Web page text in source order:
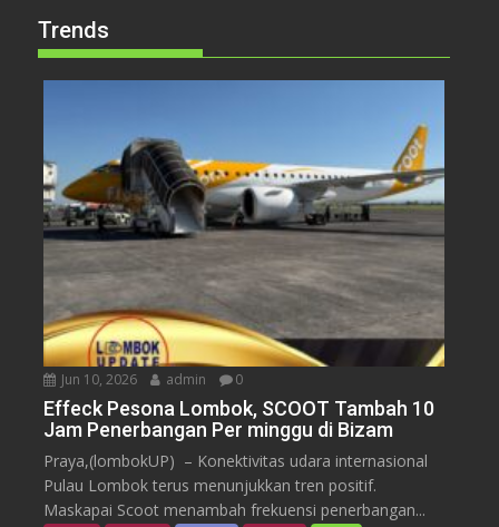
Trends
Jun 10, 2026 admin 0
Effeck Pesona Lombok, SCOOT Tambah 10
Jam Penerbangan Per minggu di Bizam
Praya,(lombokUP) – Konektivitas udara internasional
Pulau Lombok terus menunjukkan tren positif.
Maskapai Scoot menambah frekuensi penerbangan...